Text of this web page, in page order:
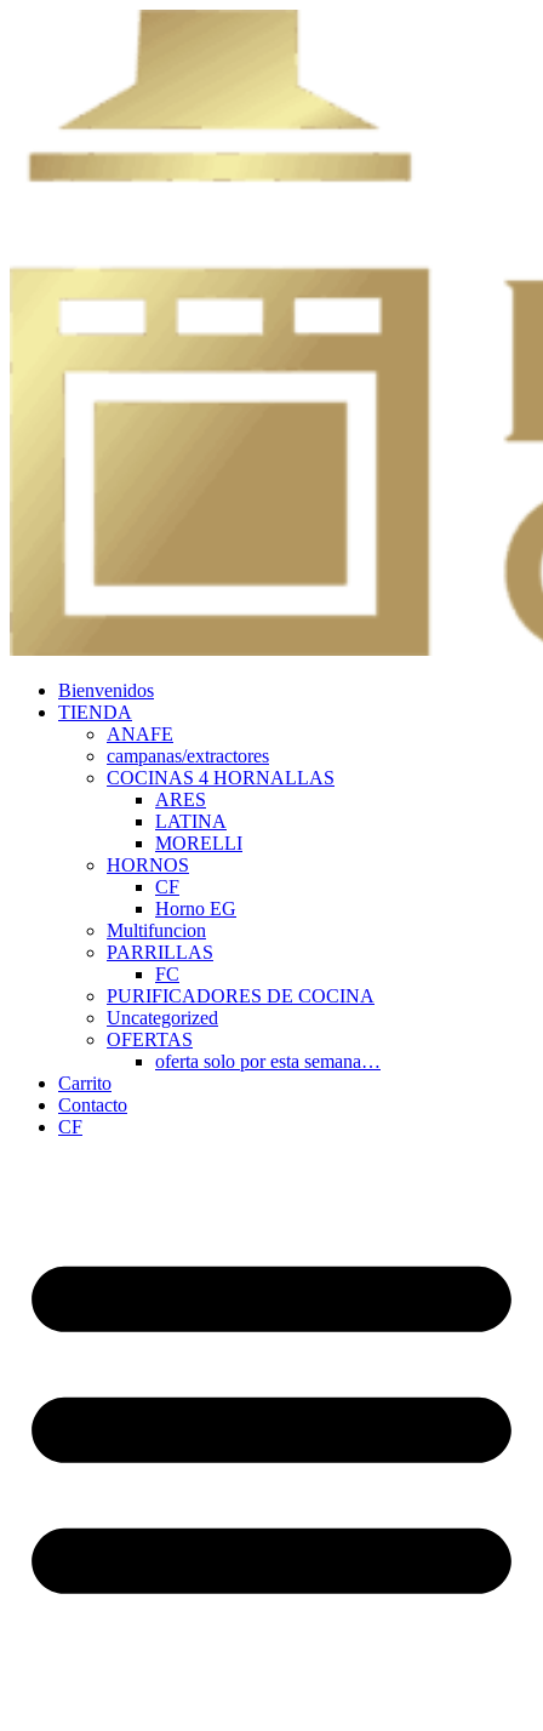
Bienvenidos
TIENDA
ANAFE
campanas/extractores
COCINAS 4 HORNALLAS
ARES
LATINA
MORELLI
HORNOS
CF
Horno EG
Multifuncion
PARRILLAS
FC
PURIFICADORES DE COCINA
Uncategorized
OFERTAS
oferta solo por esta semana…
Carrito
Contacto
CF